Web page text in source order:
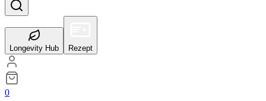
Longevity Hub Rezept
0